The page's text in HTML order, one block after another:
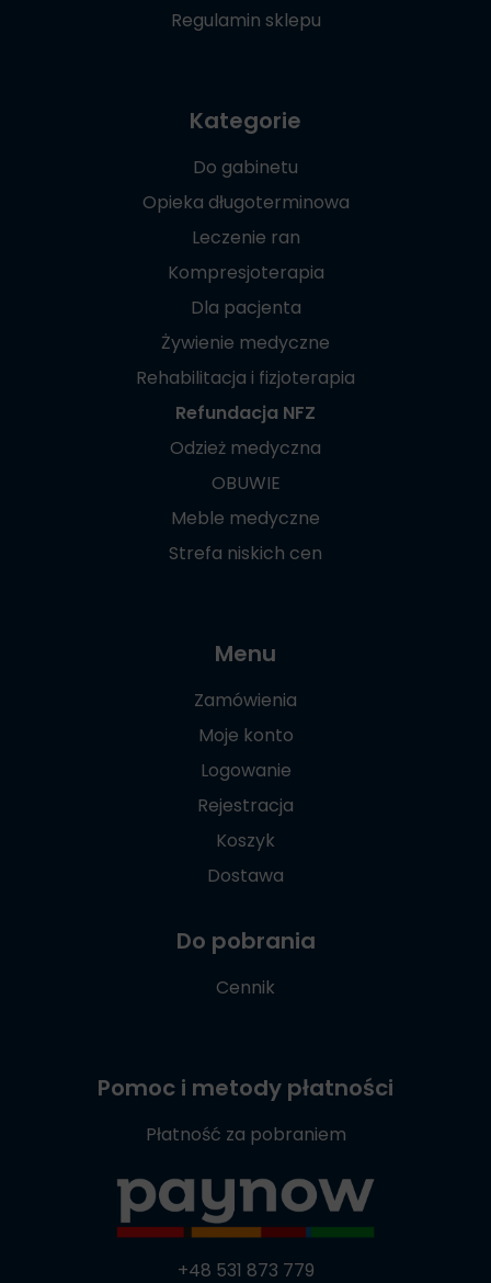
Regulamin sklepu
Kategorie
Do gabinetu
Opieka długoterminowa
Leczenie ran
Kompresjoterapia
Dla pacjenta
Żywienie medyczne
Rehabilitacja i fizjoterapia
Refundacja NFZ
Odzież medyczna
OBUWIE
Meble medyczne
Strefa niskich cen
Menu
Zamówienia
Moje konto
Logowanie
Rejestracja
Koszyk
Dostawa
Do pobrania
Cennik
Pomoc i metody płatności
Płatność za pobraniem
+48 531 873 779